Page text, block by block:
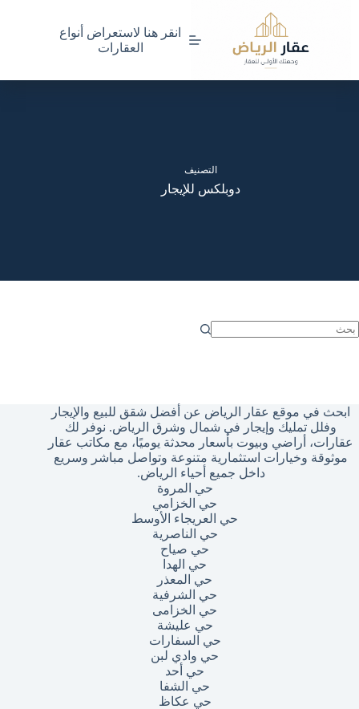
انقر هنا لاستعراض أنواع
العقارات
التصنيف
دوبلكس للإيجار
ابحث في موقع عقار الرياض عن أفضل شقق للبيع والإيجار
وفلل تمليك وإيجار في شمال وشرق الرياض. نوفر لك
عقارات، أراضي وبيوت بأسعار محدثة يوميًا، مع مكاتب عقار
موثوقة وخيارات استثمارية متنوعة وتواصل مباشر وسريع
داخل جميع أحياء الرياض.
حي المروة
حي الخزامي
حي العريجاء الأوسط
حي الناصرية
حي صياح
حي الهدا
حي المعذر
حي الشرفية
حي الخزامى
حي عليشة
حي السفارات
حي وادي لبن
حي أحد
حي الشفا
حي عكاظ